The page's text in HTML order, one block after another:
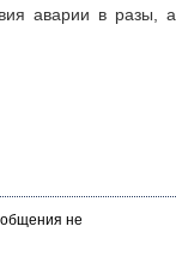
аварии в разы, а
не